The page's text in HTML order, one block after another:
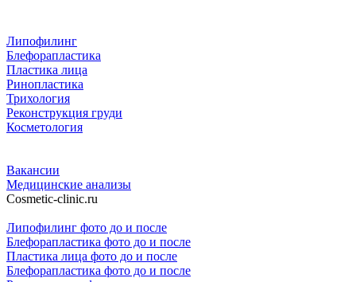
Липофилинг
Блефорапластика
Пластика лица
Ринопластика
Трихология
Реконструкция груди
Косметология
Вакансии
Медицинские анализы
Cosmetic-clinic.ru
Липофилинг фото до и после
Блефорапластика фото до и после
Пластика лица фото до и после
Блефорапластика фото до и после